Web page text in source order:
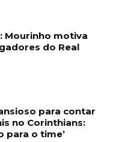
Mourinho motiva
do Real
para contar
no Corinthians:
para o time’